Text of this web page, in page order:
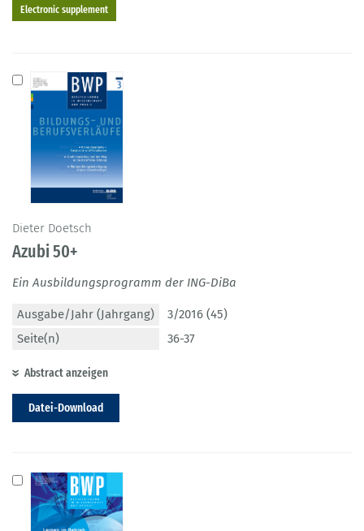
Electronic supplement
Dieter Doetsch
Azubi 50+
Ein Ausbildungsprogramm der ING-DiBa
Ausgabe/Jahr (Jahrgang)
3/2016 (45)
Seite(n)
36-37
Abstract anzeigen
Datei-Download